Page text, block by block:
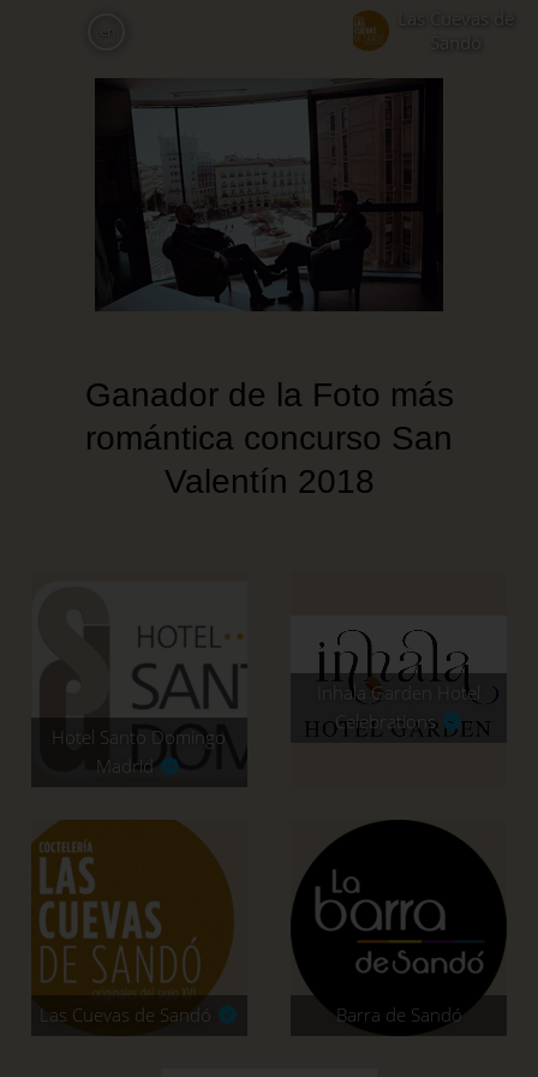
Las Cuevas de
Ganador de la Foto más
romántica concurso San
Valentín 2018
Hotel Santo Domingo
Madrid
Inhala Garden Hotel
Celebrations
Las Cuevas de Sandó Barra de Sandó